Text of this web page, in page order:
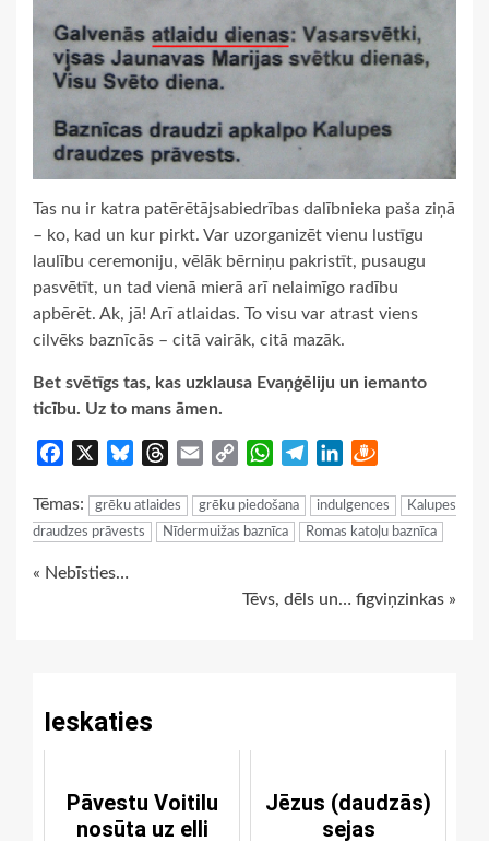
Tas nu ir katra patērētājsabiedrības dalībnieka paša ziņā
– ko, kad un kur pirkt. Var uzorganizēt vienu lustīgu
laulību ceremoniju, vēlāk bērniņu pakristīt, pusaugu
pasvētīt, un tad vienā mierā arī nelaimīgo radību
apbērēt. Ak, jā! Arī atlaidas. To visu var atrast viens
cilvēks baznīcās – citā vairāk, citā mazāk.
Bet svētīgs tas, kas uzklausa Evaņģēliju un iemanto
ticību. Uz to mans āmen.
Facebook BlueskyThreads
Email
Copy
WhatsApp
TelegramLinkedIn
Tēmas: grēku atlaides grēku piedošana indulgences
Kalupes
draudzes prāvests
Nīdermuižas baznīca Romas katoļu baznīca
Continue
« Nebīsties…
Tēvs, dēls un… figviņzinkas »
Ieskaties
Pāvestu Voitilu
nosūta uz elli
Jēzus (daudzās)
sejas